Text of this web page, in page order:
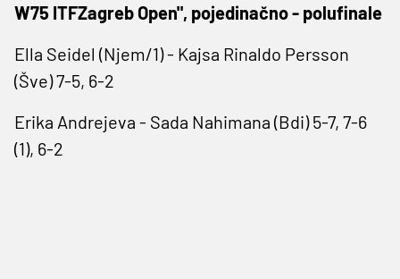
W75 ITFZagreb Open", pojedinačno - polufinale
Ella Seidel (Njem/1) - Kajsa Rinaldo Persson
(Šve) 7-5, 6-2
Erika Andrejeva - Sada Nahimana (Bdi) 5-7, 7-6
(1), 6-2